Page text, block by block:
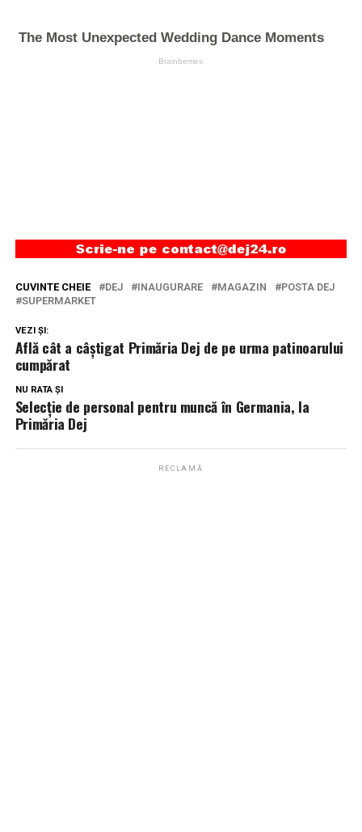
CUVINTE CHEIE DEJ INAUGURARE MAGAZIN
POSTA DEJ
SUPERMARKET
VEZI ȘI:
Află cât a câștigat Primăria Dej de pe urma patinoarului
cumpărat
NU RATA ȘI
Selecție de personal pentru muncă în Germania, la
Primăria Dej
RECLAMĂ